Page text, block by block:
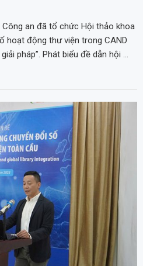
Công an đã tổ chức Hội thảo khoa
hoạt động thư viện trong CAND
pháp”. Phát biểu đề dẫn hội …